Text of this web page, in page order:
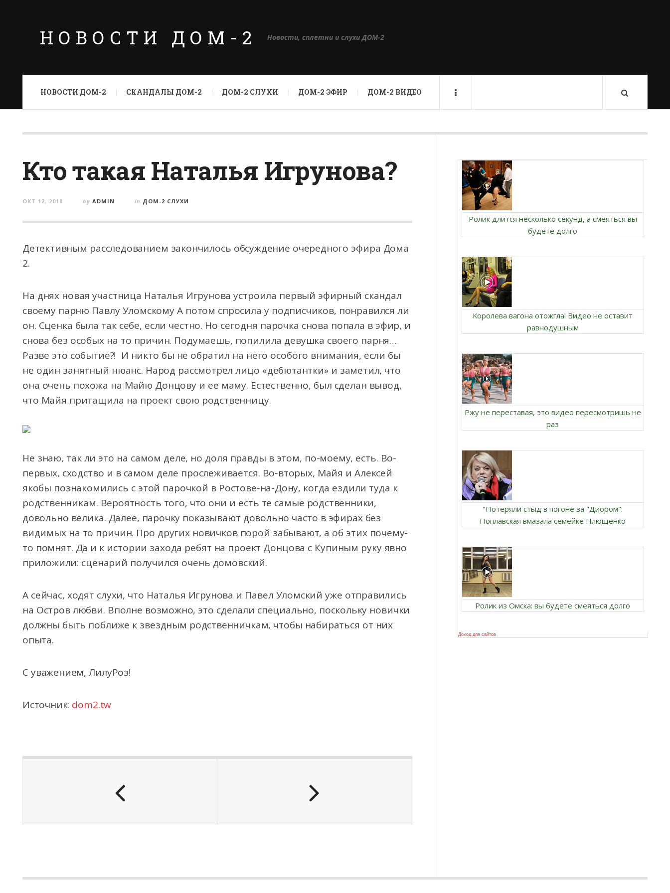
НОВОСТИ ДОМ-2 Новости, сплетни и слухи ДОМ-2
НОВОСТИ ДОМ-2 СКАНДАЛЫ ДОМ-2 ДОМ-2 СЛУХИ ДОМ-2 ЭФИР ДОМ-2 ВИДЕО
Кто такая Наталья Игрунова?
ОКТ 12, 2018 by ADMIN in ДОМ-2 СЛУХИ
Детективным расследованием закончилось обсуждение очередного эфира Дома
2.
На днях новая участница Наталья Игрунова устроила первый эфирный скандал
своему парню Павлу Уломскому А потом спросила у подписчиков, понравился ли
он. Сценка была так себе, если честно. Но сегодня парочка снова попала в эфир, и
снова без особых на то причин. Подумаешь, попилила девушка своего парня…
Разве это событие?! И никто бы не обратил на него особого внимания, если бы
не один занятный нюанс. Народ рассмотрел лицо «дебютантки» и заметил, что
она очень похожа на Майю Донцову и ее маму. Естественно, был сделан вывод,
что Майя притащила на проект свою родственницу.
Не знаю, так ли это на самом деле, но доля правды в этом, по-моему, есть. Во-
первых, сходство и в самом деле прослеживается. Во-вторых, Майя и Алексей
якобы познакомились с этой парочкой в Ростове-на-Дону, когда ездили туда к
родственникам. Вероятность того, что они и есть те самые родственники,
довольно велика. Далее, парочку показывают довольно часто в эфирах без
видимых на то причин. Про других новичков порой забывают, а об этих почему-
то помнят. Да и к истории захода ребят на проект Донцова с Купиным руку явно
приложили: сценарий получился очень домовский.
А сейчас, ходят слухи, что Наталья Игрунова и Павел Уломский уже отправились
на Остров любви. Вполне возможно, это сделали специально, поскольку новички
должны быть поближе к звездным родственничкам, чтобы набираться от них
опыта.
С уважением, ЛилуРоз!
Источник: dom2.tw
Ролик длится несколько секунд, а смеяться вы
будете долго
Королева вагона отожгла! Видео не оставит
равнодушным
Ржу не переставая, это видео пересмотришь не
раз
"Потеряли стыд в погоне за "Диором":
Поплавская вмазала семейке Плющенко
Ролик из Омска: вы будете смеяться долго
Доход для сайтов